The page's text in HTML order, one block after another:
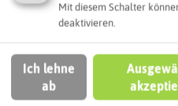
Autoroute finden
ATTRAKTIONEN IN DER
Was ihr hier noch
Mit diesem Schalter
deaktivieren.
Ich lehne
ab